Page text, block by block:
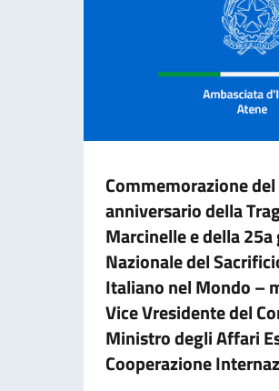
Commemorazione
anniversario della
Marcinelle e della
Nazionale del
Italiano nel Mondo –
Vice Vresidente del
Ministro degli Affari
Cooperazione